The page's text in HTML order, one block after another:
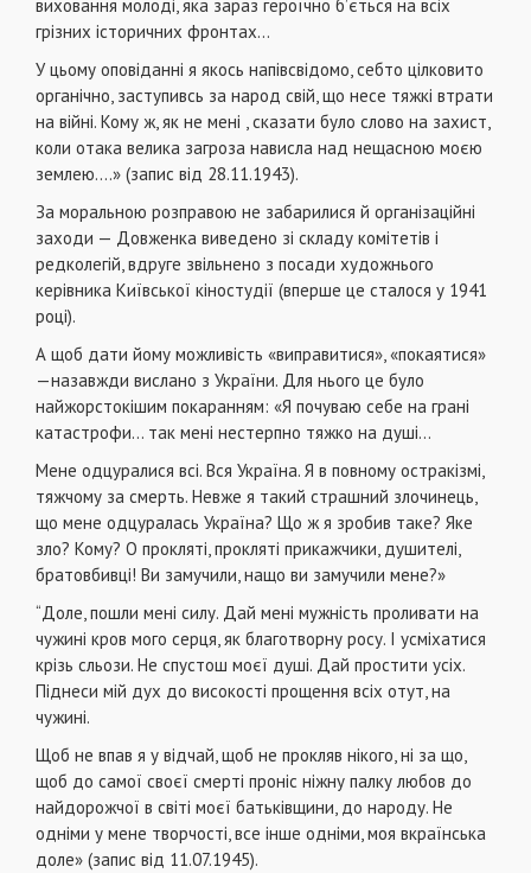
виховання молоді, яка зараз героїчно б’ється на всіх
грізних історичних фронтах…
У цьому оповіданні я якось напівсвідомо, себто цілковито
органічно, заступивсь за народ свій, що несе тяжкі втрати
на війні. Кому ж, як не мені , сказати було слово на захист,
коли отака велика загроза нависла над нещасною моєю
землею.…» (запис від 28.11.1943).
За моральною розправою не забарилися й організаційні
заходи — Довженка виведено зі складу комітетів і
редколегій, вдруге звільнено з посади художнього
керівника Київської кіностудії (вперше це сталося у 1941
році).
А щоб дати йому можливість «виправитися», «покаятися»
—назавжди вислано з України. Для нього це було
найжорстокішим покаранням: «Я почуваю себе на грані
катастрофи… так мені нестерпно тяжко на душі…
Мене одцуралися всі. Вся Україна. Я в повному остракізмі,
тяжчому за смерть. Невже я такий страшний злочинець,
що мене одцуралась Україна? Що ж я зробив таке? Яке
зло? Кому? О прокляті, прокляті прикажчики, душителі,
братовбивці! Ви замучили, нащо ви замучили мене?»
“Доле, пошли мені силу. Дай мені мужність проливати на
чужині кров мого серця, як благотворну росу. І усміхатися
крізь сльози. Не спустош моєї душі. Дай простити усіх.
Піднеси мій дух до високості прощення всіх отут, на
чужині.
Щоб не впав я у відчай, щоб не прокляв нікого, ні за що,
щоб до самої своєї смерті проніс ніжну палку любов до
найдорожчої в світі моєї батьківщини, до народу. Не
одніми у мене творчості, все інше одніми, моя вкраїнська
доле» (запис від 11.07.1945).